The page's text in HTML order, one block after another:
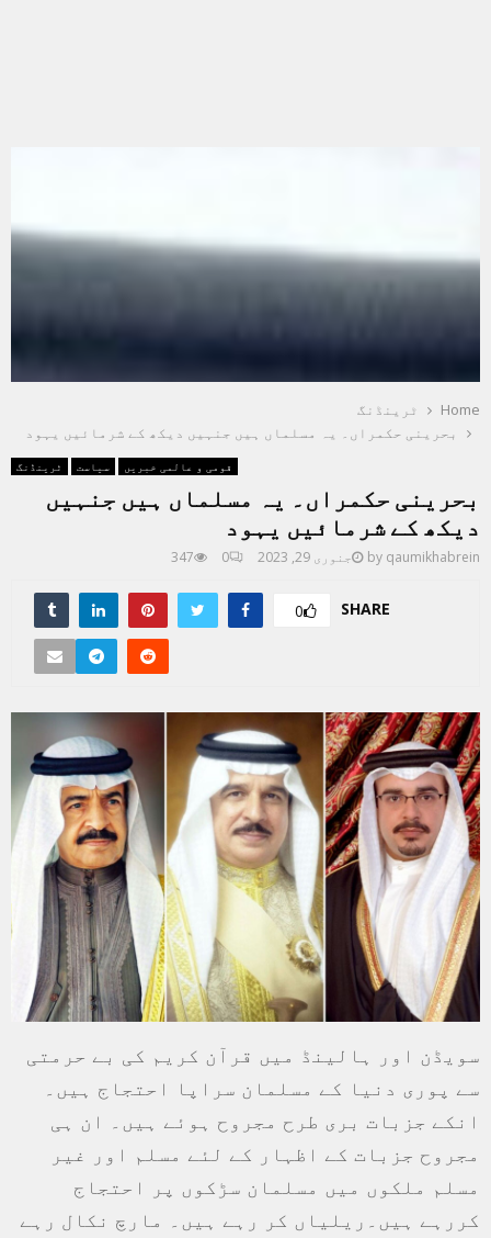
Home
ٹرینڈنگ
بحرینی حکمراں۔ یہ مسلماں ہیں جنہیں دیکھ کے شرمائیں یہود
ٹرینڈنگ سیاست قومی و عالمی خبریں
بحرینی حکمراں۔ یہ مسلماں ہیں جنہیں
دیکھ کے شرمائیں یہود
by qaumikhabrein جنوری 29, 2023 0
347
SHARE
0
سویڈن اور ہالینڈ میں قرآن کریم کی بے حرمتی
سے پوری دنیا کے مسلمان سراپا احتجاج ہیں۔
انکے جزبات بری طرح مجروح ہوئے ہیں۔ ان ہی
مجروح جزبات کے اظہار کے لئے مسلم اور غیر
مسلم ملکوں میں مسلمان سڑکوں پر احتجاج
کررہے ہیں۔ریلیاں کر رہے ہیں۔ مارچ نکال رہے